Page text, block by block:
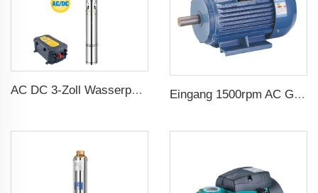
AC DC 3-Zoll Wasserpumpe Edelstahl-Schaufel Solar Wasserpumpe für Landwirtschaft Eingang 1500rpm AC Gleichstrommotor 3-phasig 2.2kw 3hp Ausgang Dreiphasgenerator für Wechselstromgenerator